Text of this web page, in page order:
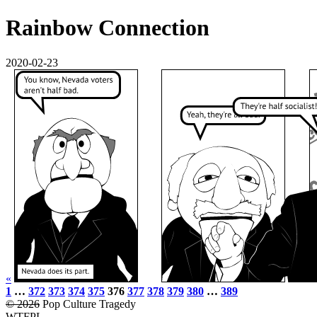
Rainbow Connection
2020-02-23
«
1 … 372 373 374 375 376 377 378 379 380 … 389
© 2026 Pop Culture Tragedy